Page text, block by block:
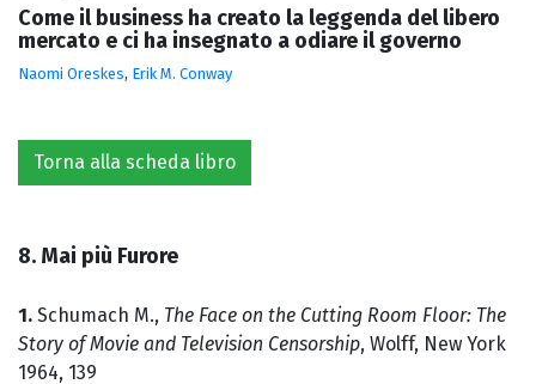
Come il business ha creato la leggenda del libero
mercato e ci ha insegnato a odiare il governo
Naomi Oreskes, Erik M. Conway
Torna alla scheda libro
8. Mai più Furore
1. Schumach M., The Face on the Cutting Room Floor: The
Story of Movie and Television Censorship, Wolff, New York
1964, 139